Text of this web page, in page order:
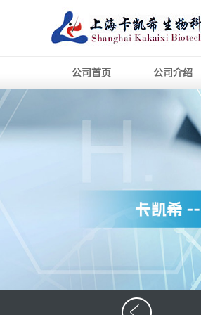
公司首页 公司介绍